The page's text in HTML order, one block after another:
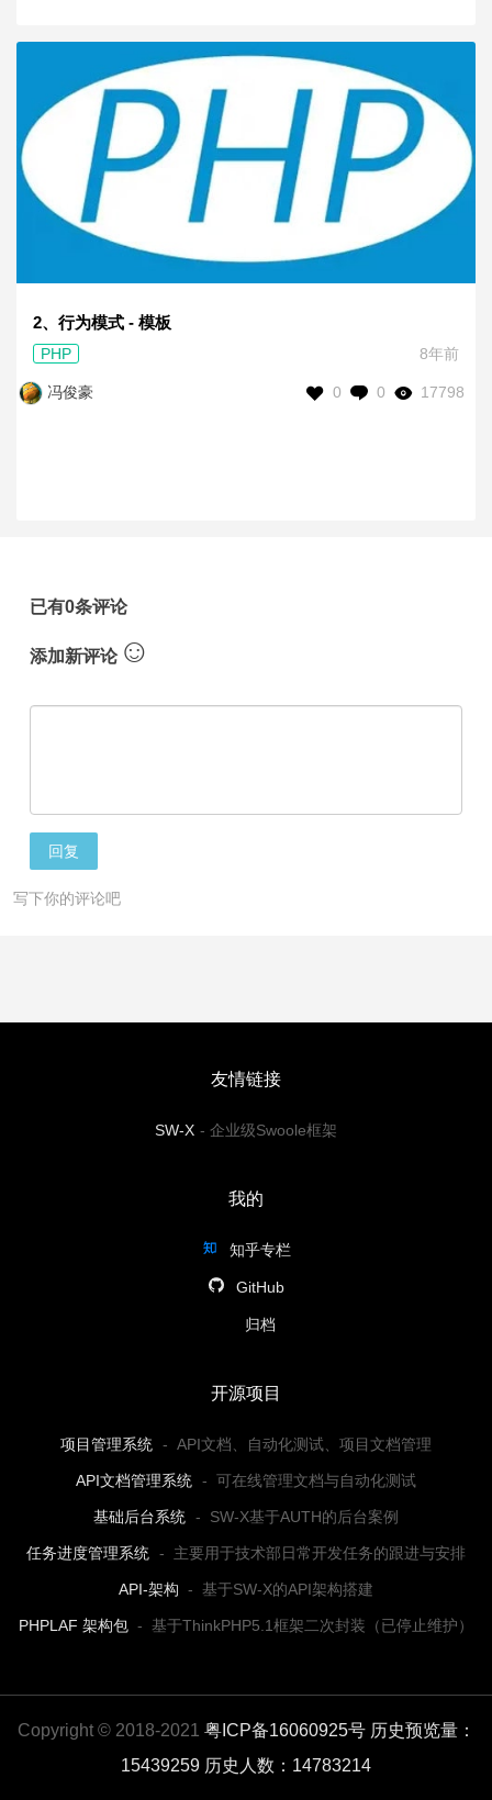
2、行为模式 - 模板
PHP 8年前
冯俊豪 17798
0
0
已有0条评论
添加新评论☺
回复
写下你的评论吧
友情链接
SW-X - 企业级Swoole框架
我的
知乎专栏
GitHub
归档
开源项目
项目管理系统 - API文档、自动化测试、项目文档管理
API文档管理系统 - 可在线管理文档与自动化测试
基础后台系统 - SW-X基于AUTH的后台案例
任务进度管理系统 - 主要用于技术部日常开发任务的跟进与安排
API-架构 - 基于SW-X的API架构搭建
PHPLAF 架构包 - 基于ThinkPHP5.1框架二次封装（已停止维护）
Copyright © 2018-2021 粤ICP备16060925号 历史预览量：
15439259 历史人数：14783214